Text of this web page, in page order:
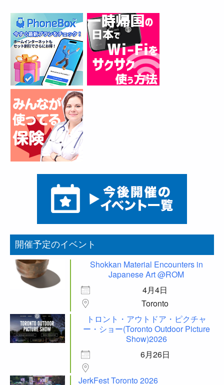
開催予定のイベント
Shokkan Material Encounters in
Japanese Art @ROM
4月4日
Toronto
トロント・アウトドア・ピクチャ
ー・ショー(Toronto Outdoor Picture
Show)2026
6月26日
JerkFest Toronto 2026